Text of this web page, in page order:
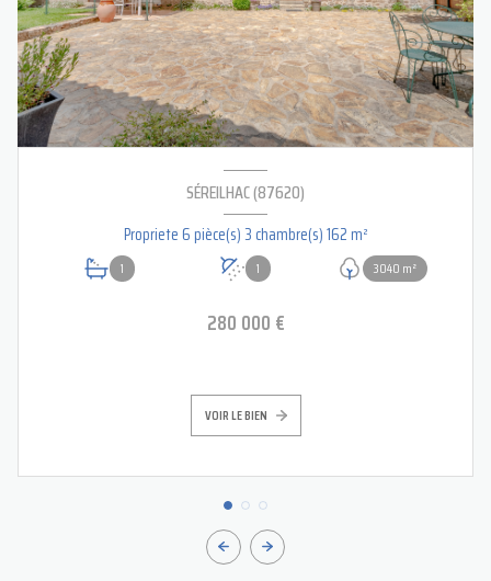
SÉREILHAC (87620)
Propriete 6 pièce(s) 3 chambre(s) 162 m²
1 1 3040 m²
280 000 €
VOIR LE BIEN